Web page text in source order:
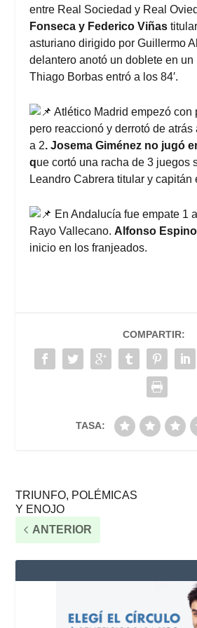
entre Real Sociedad y Real
Fonseca y Federico Viñas
asturiano dirigido por Guillermo
delantero anotó un doblete en un
Thiago Borbas entró a los 84′.
Atlético Madrid empezó con
pero reaccionó y derrotó de
a 2. Josema Giménez no jugó
que cortó una racha de 3 juegos
Leandro Cabrera titular y capitán
En Andalucía fue empate 1
Rayo Vallecano. Alfonso Espino
inicio en los franjeados.
COMPARTIR:
TASA:
TRIUNFO, POLÉMICAS
Y ENOJO
ANTERIOR